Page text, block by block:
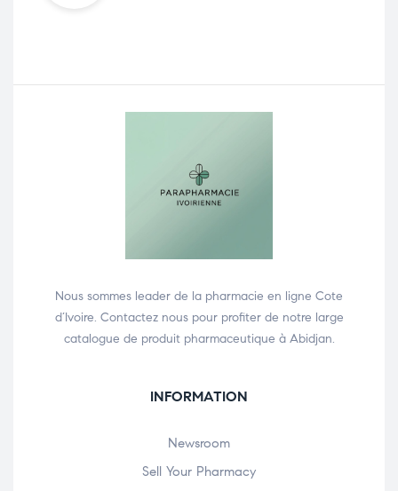
Nous sommes leader de la pharmacie en ligne Cote
d’Ivoire. Contactez nous pour profiter de notre large
catalogue de produit pharmaceutique à Abidjan.
INFORMATION
Newsroom
Sell Your Pharmacy